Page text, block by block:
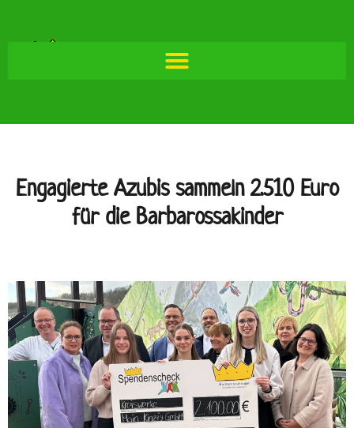
Engagierte Azubis sammeln 2.510 Euro
für die Barbarossakinder